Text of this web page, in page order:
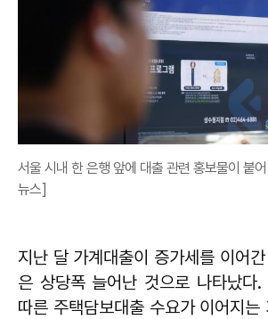
서울 시내 한 은행 앞에 대출 관련 홍보물이 붙
뉴스]
지난 달 가계대출이 증가세를 이어
은 상당폭 늘어난 것으로 나타났다.
따른 주택담보대출 수요가 이어지는